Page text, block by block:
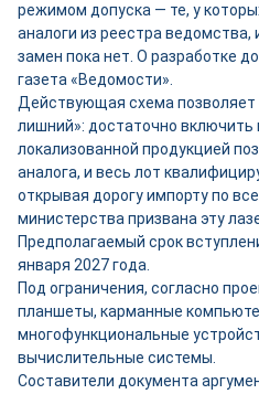
режимом допуска — те, у
аналоги из реестра ведомства,
замен пока нет. О разработке
газета «Ведомости».
Действующая схема позволяет
лишний»: достаточно включить
локализованной продукцией
аналога, и весь лот
открывая дорогу импорту по
министерства призвана эту
Предполагаемый срок
января 2027 года.
Под ограничения, согласно
планшеты, карманные
многофункциональные
вычислительные системы.
Составители документа